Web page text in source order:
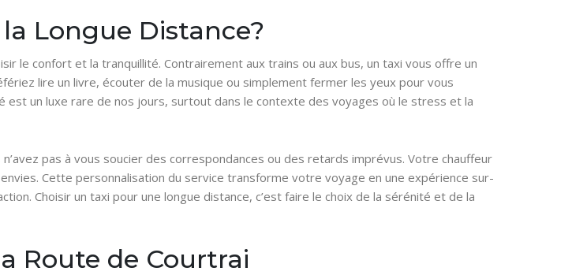
Longue Distance?
le confort et la tranquillité. Contrairement aux trains ou aux bus, un taxi vous offre un
lire un livre, écouter de la musique ou simplement fermer les yeux pour vous
un luxe rare de nos jours, surtout dans le contexte des voyages où le stress et la
pas à vous soucier des correspondances ou des retards imprévus. Votre chauffeur
Cette personnalisation du service transforme votre voyage en une expérience sur-
Choisir un taxi pour une longue distance, c’est faire le choix de la sérénité et de la
Route de Courtrai